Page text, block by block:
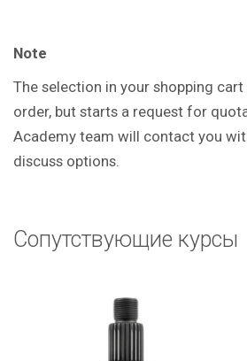
Note
The selection in your shopping
order, but starts a request for
Academy team will contact you
discuss options.
Сопутствующие курсы